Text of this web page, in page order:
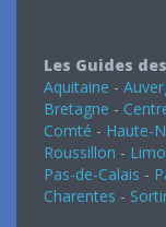
Les Guides
Aquitaine -
Bretagne -
Comté - Haute-
Roussillon -
Pas-de-Calais -
Charentes -